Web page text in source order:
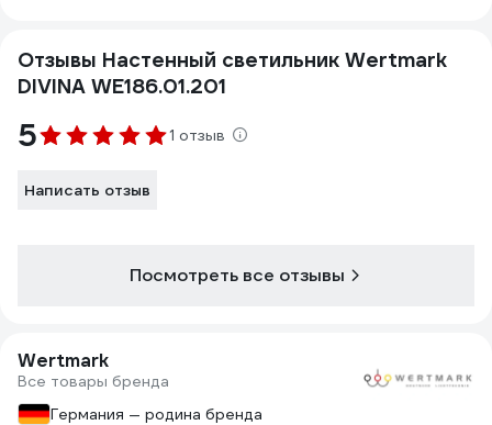
Отзывы Настенный светильник Wertmark
DIVINA WE186.01.201
5 1 отзыв
Написать отзыв
Посмотреть все отзывы
Wertmark
Все товары бренда
Германия — родина бренда